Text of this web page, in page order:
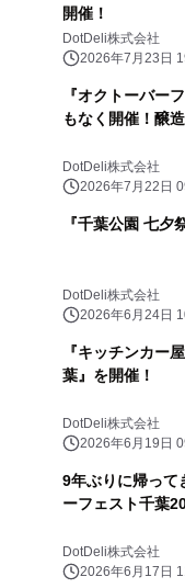
開催！
DotDeli株式会社
2026年7月23日
『オクトーバー
もなく開催！醸
DotDeli株式会社
2026年7月22日
『千葉公園 七夕
DotDeli株式会社
2026年6月24日
『キッチンカー
葉』を開催！
DotDeli株式会社
2026年6月19日
9年ぶりに帰って
ーフェスト千葉
DotDeli株式会社
2026年6月17日